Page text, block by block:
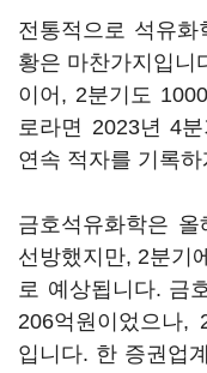
전통적으로 석유
황은 마찬가지입니
이어, 2분기도
로라면 2023년 4
연속 적자를 기록
금호석유화학은
선방했지만, 2분기
로 예상됩니다. 금
206억원이었으나,
입니다. 한 증권업